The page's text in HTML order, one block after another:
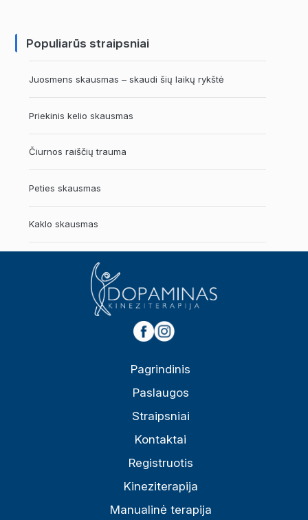
Populiarūs straipsniai
Juosmens skausmas – skaudi šių laikų rykštė
Priekinis kelio skausmas
Čiurnos raiščių trauma
Peties skausmas
Kaklo skausmas
Pagrindinis
Paslaugos
Straipsniai
Kontaktai
Registruotis
Kineziterapija
Manualinė terapija